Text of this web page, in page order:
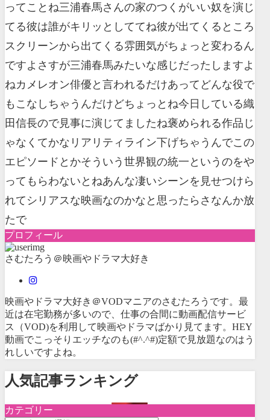
ってことね三浦春馬さんの家のつくがいい奴を演じ
てる彼は誰がキリッとしててね彼が出てくるところ
スクリーンから出てくる雰囲気がちょっと変わるん
ですよさすが三浦春馬みたいな感じだったしますよ
ねカメレオン俳優と言われるだけあってどんな役で
もこなしちゃうんだけどちょっとね今日している織
田信長ので見事に演じてましたね褒められる作品じ
ゃなくてかなリアリティライン下げちゃうんでこの
エピソードとかそういう世界観の統一というのをや
ってもらわないとねあんな凄いシーンを見せつけら
れてシリアスな映画なのかなと思ったらさなんか放
たで
プロフィール
さむたろう＠映画やドラマ大好き
映画やドラマ大好き＠VODマニアのさむたろうです。最
近は在宅勤務が多いので、仕事の合間に動画配信サービ
ス（VOD)を利用して映画やドラマばかり見てます。HEY
動画でこっそりエッチなのも(#^.^#)定額で見放題なのはう
れしいですよね。
人気記事ランキング
カテゴリー